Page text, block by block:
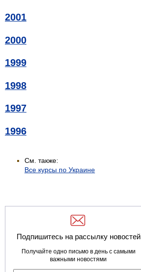
2001
2000
1999
1998
1997
1996
См. также:
Все курсы по Украине
Подпишитесь на рассылку новостей
Получайте одно письмо в день с самыми
важными новостями